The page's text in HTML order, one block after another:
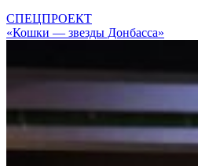
СПЕЦПРОЕКТ
«Кошки — звезды Донбасса»